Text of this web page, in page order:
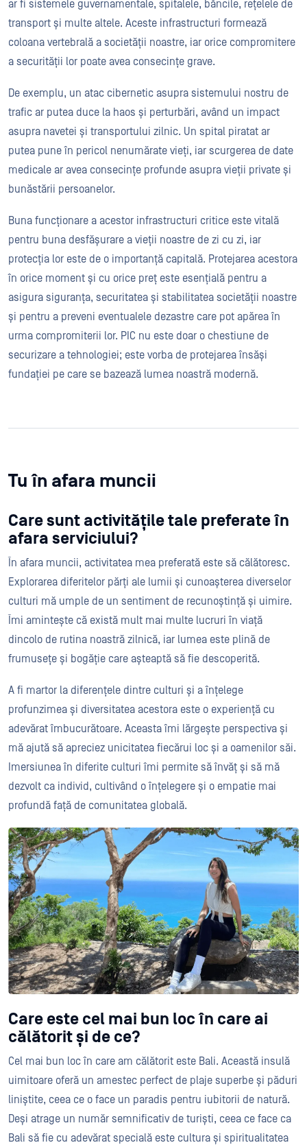
ar fi sistemele guvernamentale, spitalele, băncile, rețelele de
transport și multe altele. Aceste infrastructuri formează
coloana vertebrală a societății noastre, iar orice compromitere
a securității lor poate avea consecințe grave.
De exemplu, un atac cibernetic asupra sistemului nostru de
trafic ar putea duce la haos și perturbări, având un impact
asupra navetei și transportului zilnic. Un spital piratat ar
putea pune în pericol nenumărate vieți, iar scurgerea de date
medicale ar avea consecințe profunde asupra vieții private și
bunăstării persoanelor.
Buna funcționare a acestor infrastructuri critice este vitală
pentru buna desfășurare a vieții noastre de zi cu zi, iar
protecția lor este de o importanță capitală. Protejarea acestora
în orice moment și cu orice preț este esențială pentru a
asigura siguranța, securitatea și stabilitatea societății noastre
și pentru a preveni eventualele dezastre care pot apărea în
urma compromiterii lor. PIC nu este doar o chestiune de
securizare a tehnologiei; este vorba de protejarea însăși
fundației pe care se bazează lumea noastră modernă.
Tu în afara muncii
Care sunt activitățile tale preferate în
afara serviciului?
În afara muncii, activitatea mea preferată este să călătoresc.
Explorarea diferitelor părți ale lumii și cunoașterea diverselor
culturi mă umple de un sentiment de recunoștință și uimire.
Îmi amintește că există mult mai multe lucruri în viață
dincolo de rutina noastră zilnică, iar lumea este plină de
frumusețe și bogăție care așteaptă să fie descoperită.
A fi martor la diferențele dintre culturi și a înțelege
profunzimea și diversitatea acestora este o experiență cu
adevărat îmbucurătoare. Aceasta îmi lărgește perspectiva și
mă ajută să apreciez unicitatea fiecărui loc și a oamenilor săi.
Imersiunea în diferite culturi îmi permite să învăț și să mă
dezvolt ca individ, cultivând o înțelegere și o empatie mai
profundă față de comunitatea globală.
Care este cel mai bun loc în care ai
călătorit și de ce?
Cel mai bun loc în care am călătorit este Bali. Această insulă
uimitoare oferă un amestec perfect de plaje superbe și păduri
liniștite, ceea ce o face un paradis pentru iubitorii de natură.
Deși atrage un număr semnificativ de turiști, ceea ce face ca
Bali să fie cu adevărat specială este cultura și spiritualitatea